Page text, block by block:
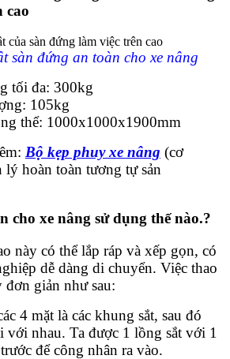
cao
sàn đứng an toàn cho xe nâng
tối đa: 300kg
105kg
thể: 1000x1000x1900mm
Bộ kẹp phuy xe nâng (cơ
lý hoàn toàn tương tự sản
cho xe nâng sử dụng thế nào.?
này có thể lắp ráp và xếp gọn, có
dễ dàng di chuyển. Việc thao
đơn giản như sau:
4 mặt là các khung sắt, sau đó
với nhau. Ta được 1 lồng sắt với 1
để công nhân ra vào.